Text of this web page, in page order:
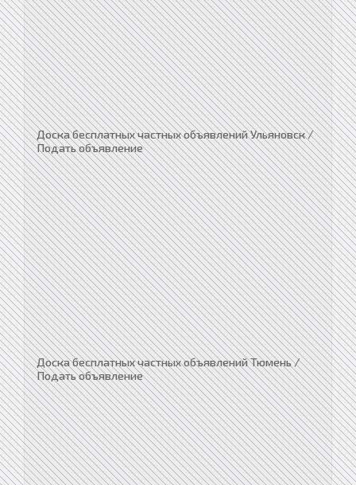
Доска бесплатных частных объявлений Ульяновск /
Подать объявление
Доска бесплатных частных объявлений Тюмень /
Подать объявление